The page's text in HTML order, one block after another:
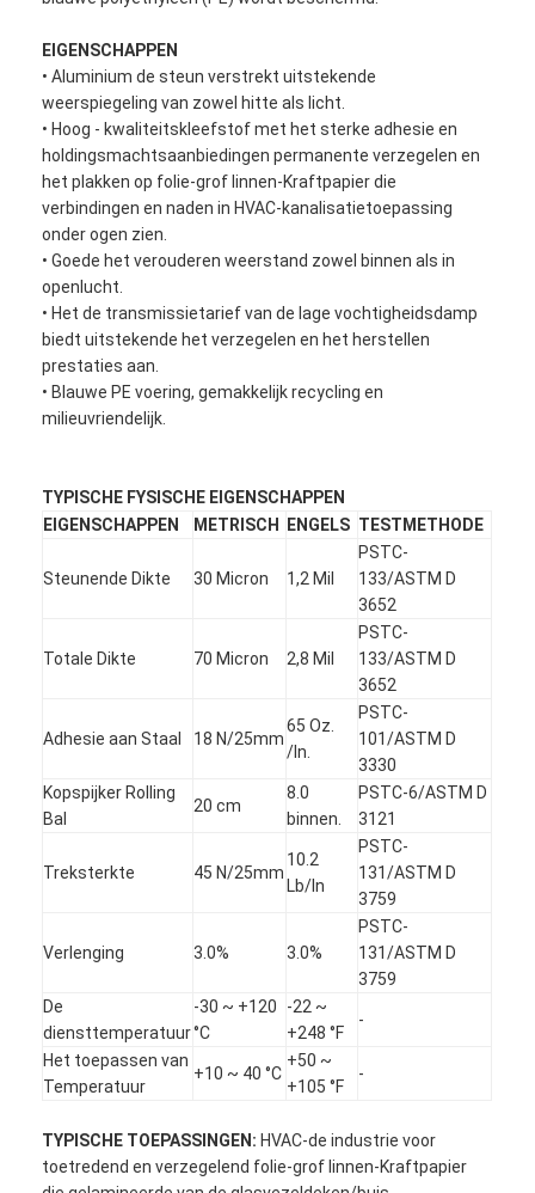
Huis
Ongeveer ons
EIGENSCHAPPEN
• Aluminium de steun verstrekt uitstekende
weerspiegeling van zowel hitte als licht.
• Hoog - kwaliteitskleefstof met het sterke adhesie en
holdingsmachtsaanbiedingen permanente verzegelen en
het plakken op folie-grof linnen-Kraftpapier die
verbindingen en naden in HVAC-kanalisatietoepassing
onder ogen zien.
• Goede het verouderen weerstand zowel binnen als in
openlucht.
• Het de transmissietarief van de lage vochtigheidsdamp
biedt uitstekende het verzegelen en het herstellen
prestaties aan.
• Blauwe PE voering, gemakkelijk recycling en
milieuvriendelijk.
TYPISCHE FYSISCHE EIGENSCHAPPEN
EIGENSCHAPPEN
METRISCH ENGELS TESTMETHODE
Steunende Dikte 30 Micron 1,2 Mil
PSTC-
133/ASTM D
3652
Totale Dikte 70 Micron 2,8 Mil
PSTC-
133/ASTM D
3652
Adhesie aan Staal 18 N/25mm
65 Oz.
/In.
PSTC-
101/ASTM D
3330
Kopspijker Rolling
Bal
20 cm
8.0
binnen.
PSTC-6/ASTM D
3121
Treksterkte 45 N/25mm
10.2
Lb/In
PSTC-
131/ASTM D
3759
Verlenging 3.0% 3.0%
PSTC-
131/ASTM D
3759
De
diensttemperatuur
-30 ~ +120
°C
-22 ~
+248 °F
-
Het toepassen van
Temperatuur
+10 ~ 40 °C
+50 ~
+105 °F
-
TYPISCHE TOEPASSINGEN: HVAC-de industrie voor
toetredend en verzegelend folie-grof linnen-Kraftpapier